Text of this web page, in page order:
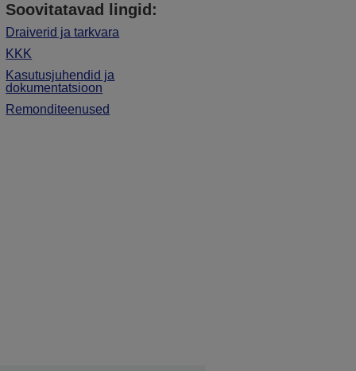
Soovitatavad lingid:
Draiverid ja tarkvara
KKK
Kasutusjuhendid ja
dokumentatsioon
Remonditeenused